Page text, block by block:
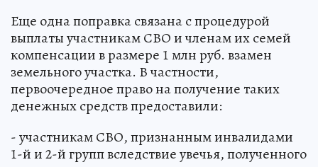
Еще одна поправка связана с процедурой
выплаты участникам СВО и членам их семей
компенсации в размере 1 млн руб. взамен
земельного участка. В частности,
первоочередное право на получение таких
денежных средств предоставили:
- участникам СВО, признанным инвалидами
1-й и 2-й групп вследствие увечья, полученного